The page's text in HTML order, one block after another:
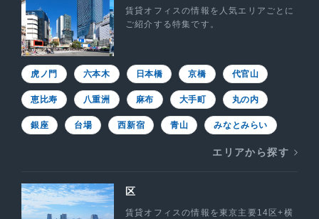
賃貸オフィスの情報を人気エリアごとに
ご紹介する特集です。
虎ノ門 六本木 日本橋 京橋 代官山
恵比寿 八重洲 麻布 大手町 丸の内
銀座 台場 西新宿 青山 みなとみらい
エリアから探す
区
賃貸オフィスの情報を東京主要14区+横